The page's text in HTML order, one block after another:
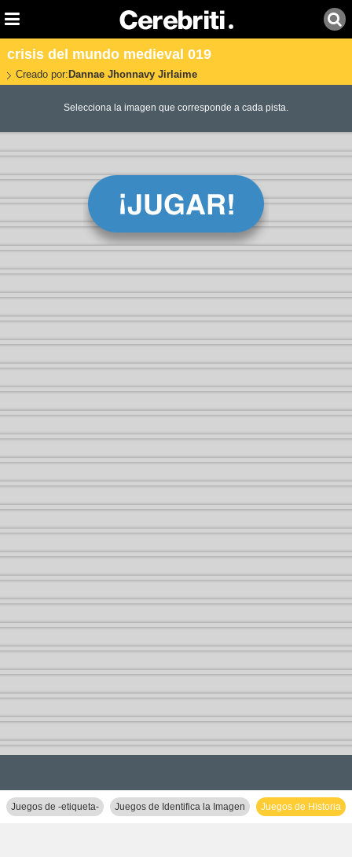
crisis del mundo medieval 019
Creado por: Dannae Jhonnavy Jirlaime
Selecciona la imagen que corresponde a cada pista.
Juegos de -etiqueta- Juegos de Identifica la Imagen Juegos de Historia